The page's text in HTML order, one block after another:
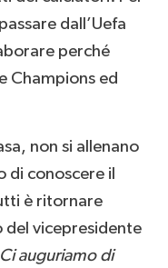
dall’Uefa
perché
Champions ed
non si allenano
di conoscere il
è ritornare
del vicepresidente
Ci auguriamo di